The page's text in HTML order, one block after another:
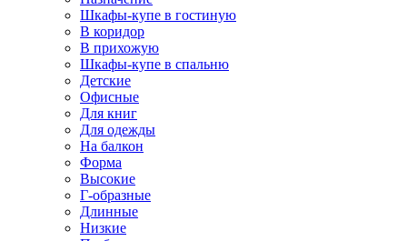
Шкафы-купе в гостиную
В коридор
В прихожую
Шкафы-купе в спальню
Детские
Офисные
Для книг
Для одежды
На балкон
Форма
Высокие
Г-образные
Длинные
Низкие